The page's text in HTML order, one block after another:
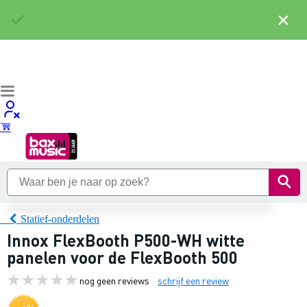
Statief-onderdelen
Innox FlexBooth P500-WH witte
panelen voor de FlexBooth 500
nog geen reviews schrijf een review
×